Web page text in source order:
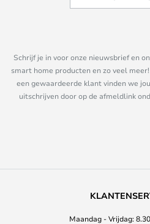
Schrijf je in voor onze nieuwsbrief en
smart home producten en zo veel
een gewaardeerde klant vinden we
uitschrijven door op de afmeldlink
Maandag - Vrijdag: